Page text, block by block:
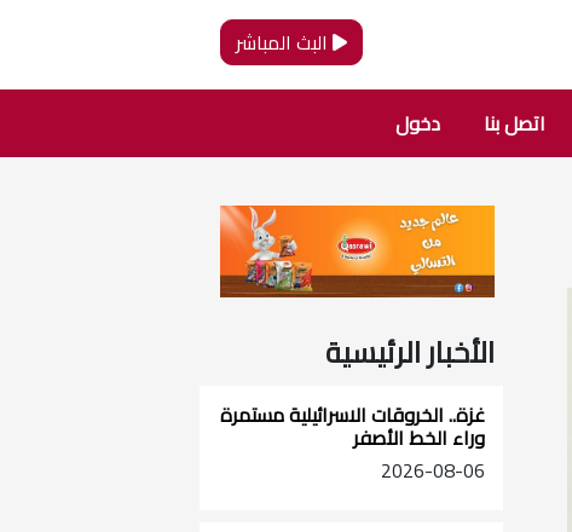
البث المباشر
اتصل بنا دخول
الأخبار الرئيسية
غزة.. الخروقات الاسرائيلية مستمرة
وراء الخط الأصفر
2026-08-06